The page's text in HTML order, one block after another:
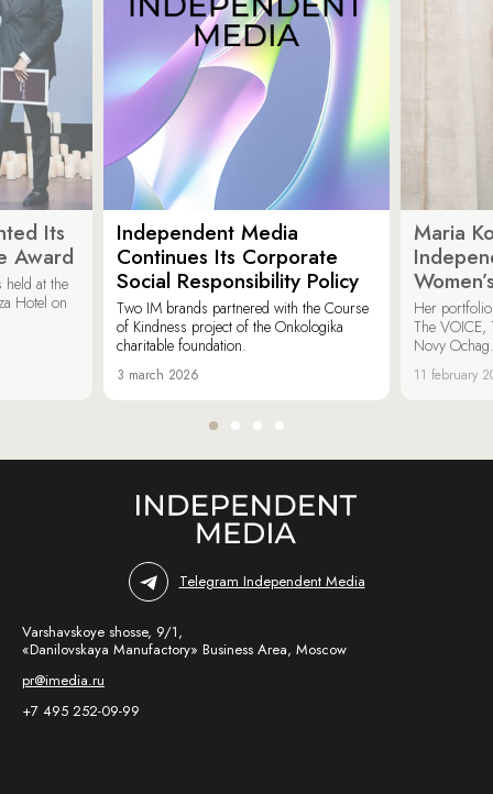
Its
Award
held at the
Hotel on
Independent Media
Continues Its Corporate
Social Responsibility Policy
Two IM brands partnered with the Course
of Kindness project of the Onkologika
charitable foundation.
3 march 2026
Maria
Her
The VOICE,
Novy Ochag.
11 february
Telegram Independent Media
Varshavskoye shosse, 9/1,
«Danilovskaya Manufactory» Business Area, Moscow
pr@imedia.ru
+7 495 252-09-99